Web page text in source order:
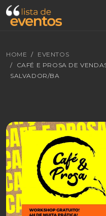
HOME
EVENTOS
CAFÉ E PROSA DE
SALVADOR/BA